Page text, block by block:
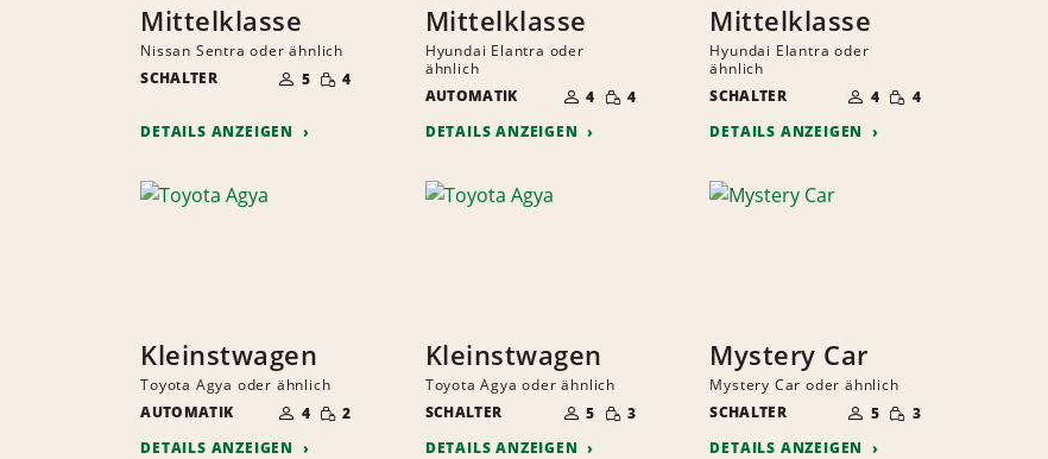
Mittelklasse
Nissan Sentra oder ähnlich
SCHALTER
DER
MITFAHRER
5 GERINGE
MENGE
4
DETAILS ANZEIGEN
Mittelklasse
Hyundai Elantra oder
ähnlich
AUTOMATIK
DER
MITFAHRER
4 GERINGE
MENGE
4
DETAILS ANZEIGEN
Mittelklasse
Hyundai Elantra oder
ähnlich
SCHALTER
DER
MITFAHRER
4 GERINGE
MENGE
4
DETAILS ANZEIGEN
Kleinstwagen
Toyota Agya oder ähnlich
AUTOMATIK
DER
MITFAHRER
4 GERINGE
MENGE
2
DETAILS ANZEIGEN
Kleinstwagen
Toyota Agya oder ähnlich
SCHALTER
DER
MITFAHRER
5 GERINGE
MENGE
3
DETAILS ANZEIGEN
Mystery Car
Mystery Car oder ähnlich
SCHALTER
DER
MITFAHRER
5 GERINGE
MENGE
3
DETAILS ANZEIGEN